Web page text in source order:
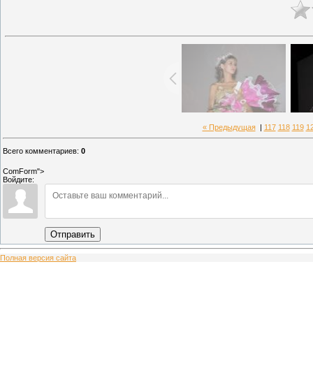
« Предыдущая| 117 118 119
Всего комментариев: 0
ComForm">
Войдите:
Отправить
Полная версия сайта